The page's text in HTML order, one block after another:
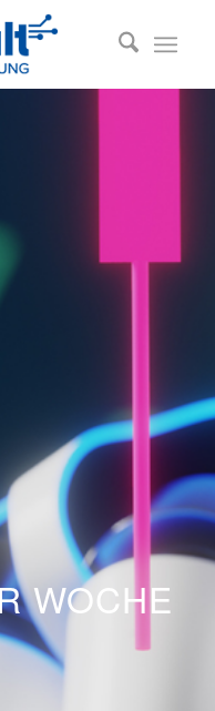
WOCHE